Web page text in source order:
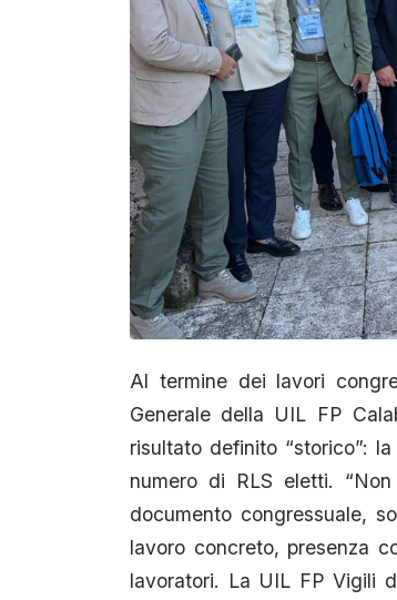
Al termine dei lavori
Generale della UIL FP
risultato definito “storico”:
numero di RLS eletti.
documento congressuale,
lavoro concreto, presenza
lavoratori. La UIL FP Vigili